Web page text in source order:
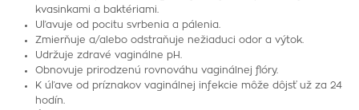
kvasinkami a baktériami.
Uľavuje od pocitu svrbenia a pálenia.
Zmierňuje a/alebo odstraňuje nežiaduci odor a výtok.
Udržuje zdravé vaginálne pH.
Obnovuje prirodzenú rovnováhu vaginálnej flóry.
K úľave od príznakov vaginálnej infekcie môže dôjsť už za 24
hodín.